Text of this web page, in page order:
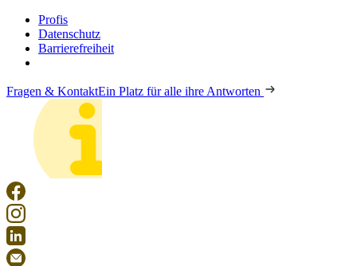
Profis
Datenschutz
Barrierefreiheit
Fragen & KontaktEin Platz für alle ihre Antworten